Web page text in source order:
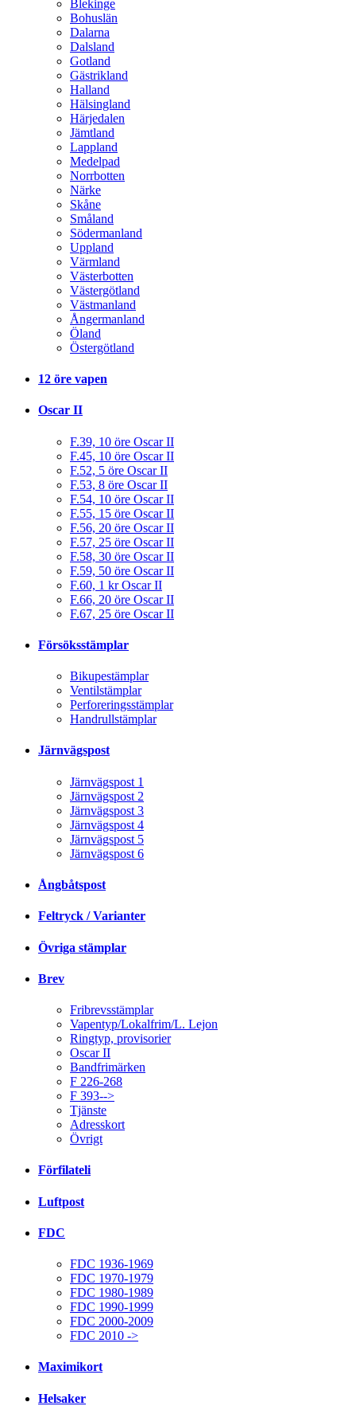
Blekinge
Bohuslän
Dalarna
Dalsland
Gotland
Gästrikland
Halland
Hälsingland
Härjedalen
Jämtland
Lappland
Medelpad
Norrbotten
Närke
Skåne
Småland
Södermanland
Uppland
Värmland
Västerbotten
Västergötland
Västmanland
Ångermanland
Öland
Östergötland
12 öre vapen
Oscar II
F.39, 10 öre Oscar II
F.45, 10 öre Oscar II
F.52, 5 öre Oscar II
F.53, 8 öre Oscar II
F.54, 10 öre Oscar II
F.55, 15 öre Oscar II
F.56, 20 öre Oscar II
F.57, 25 öre Oscar II
F.58, 30 öre Oscar II
F.59, 50 öre Oscar II
F.60, 1 kr Oscar II
F.66, 20 öre Oscar II
F.67, 25 öre Oscar II
Försöksstämplar
Bikupestämplar
Ventilstämplar
Perforeringsstämplar
Handrullstämplar
Järnvägspost
Järnvägspost 1
Järnvägspost 2
Järnvägspost 3
Järnvägspost 4
Järnvägspost 5
Järnvägspost 6
Ångbåtspost
Feltryck / Varianter
Övriga stämplar
Brev
Fribrevsstämplar
Vapentyp/Lokalfrim/L. Lejon
Ringtyp, provisorier
Oscar II
Bandfrimärken
F 226-268
F 393-->
Tjänste
Adresskort
Övrigt
Förfilateli
Luftpost
FDC
FDC 1936-1969
FDC 1970-1979
FDC 1980-1989
FDC 1990-1999
FDC 2000-2009
FDC 2010 ->
Maximikort
Helsaker